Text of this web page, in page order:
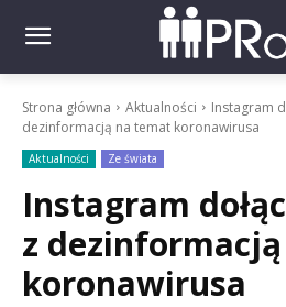
Strona główna Aktualności
Instagram
dezinformacją na temat koronawirusa
Aktualności Ze świata
Instagram
z
koronawirusa